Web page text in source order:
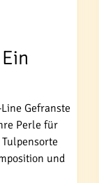
Gefranste
Perle für
und